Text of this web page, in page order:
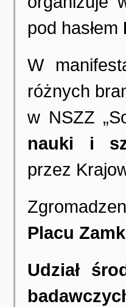
pod hasłem
W
różnych
w NSZZ
nauki i
przez
Placu
Udział